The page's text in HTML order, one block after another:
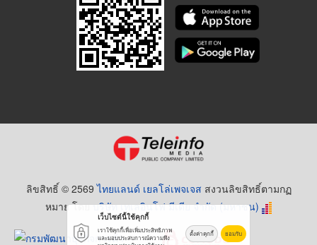
ลิขสิทธิ์ © 2569ไทยแลนด์ เยลโล่เพจเจส สงวนลิขสิทธิ์ตามกฏ
หมาย โดยบริษัท เทเลอินโฟ มีเดีย จำกัด (มหาชน)
เว็บไซต์นี้ใช้คุกกี้
เราใช้คุกกี้เพื่อเพิ่มประสิทธิภาพ
และมอบประสบการณ์ความพึง
ตั้งค่าคุกกี้ ยอมรับ